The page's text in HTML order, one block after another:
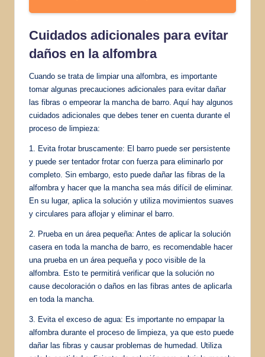
Cuidados adicionales para evitar
daños en la alfombra
Cuando se trata de limpiar una alfombra, es importante
tomar algunas precauciones adicionales para evitar dañar
las fibras o empeorar la mancha de barro. Aquí hay algunos
cuidados adicionales que debes tener en cuenta durante el
proceso de limpieza:
1. Evita frotar bruscamente: El barro puede ser persistente
y puede ser tentador frotar con fuerza para eliminarlo por
completo. Sin embargo, esto puede dañar las fibras de la
alfombra y hacer que la mancha sea más difícil de eliminar.
En su lugar, aplica la solución y utiliza movimientos suaves
y circulares para aflojar y eliminar el barro.
2. Prueba en un área pequeña: Antes de aplicar la solución
casera en toda la mancha de barro, es recomendable hacer
una prueba en un área pequeña y poco visible de la
alfombra. Esto te permitirá verificar que la solución no
cause decoloración o daños en las fibras antes de aplicarla
en toda la mancha.
3. Evita el exceso de agua: Es importante no empapar la
alfombra durante el proceso de limpieza, ya que esto puede
dañar las fibras y causar problemas de humedad. Utiliza